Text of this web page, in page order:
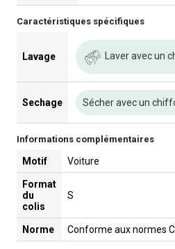
Caractéristiques spécifiques
Lavage Laver avec un
Sechage Sécher avec un
Informations complémentaires
Motif Voiture
Format
du
colis
S
Norme Conforme aux normes